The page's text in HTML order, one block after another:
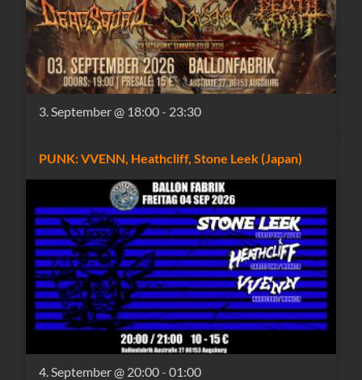
3. September @ 18:00- 23:30
PUNK: VVENN, Heathcliff, Stone Leek (Japan)
4. September @ 20:00-01:00